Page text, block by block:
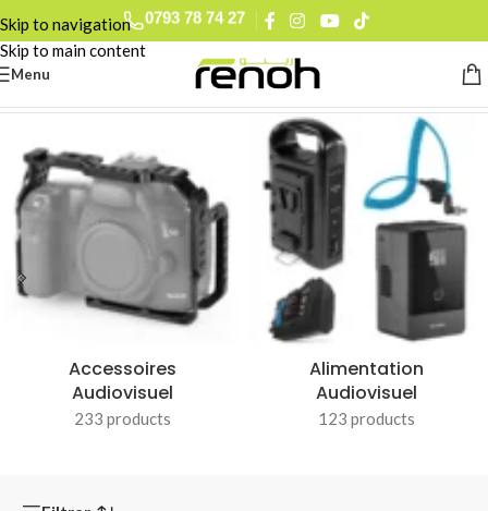
Skip to navigation
Skip to main content
0793 78 74 27
Menu
Accessoires
Audiovisuel
233 products
Alimentation
Audiovisuel
123 products